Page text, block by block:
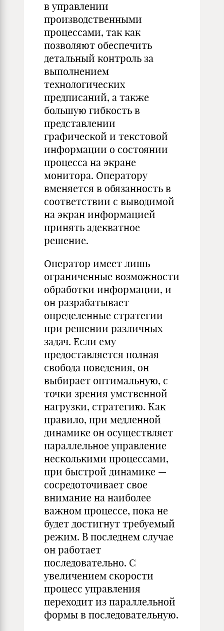
в управлении
производственными
процессами, так как
позволяют обеспечить
детальный контроль за
выполнением
технологических
предписаний, а также
большую гибкость в
представлении
графической и текстовой
информации о состоянии
процесса на экране
монитора. Оператору
вменяется в обязанность в
соответствии с выводимой
на экран информацией
принять адекватное
решение.
Оператор имеет лишь
ограниченные возможности
обработки информации, и
он разрабатывает
определенные стратегии
при решении различных
задач. Если ему
предоставляется полная
свобода поведения, он
выбирает оптимальную, с
точки зрения умственной
нагрузки, стратегию. Как
правило, при медленной
динамике он осуществляет
параллельное управление
несколькими процессами,
при быстрой динамике —
сосредоточивает свое
внимание на наиболее
важном процессе, пока не
будет достигнут требуемый
режим. В последнем случае
он работает
последовательно. С
увеличением скорости
процесс управления
переходит из параллельной
формы в последовательную.